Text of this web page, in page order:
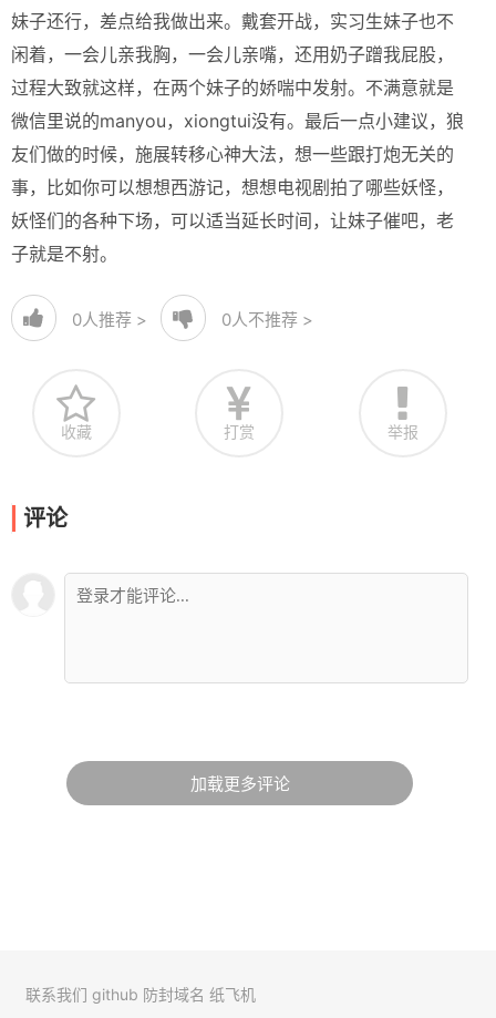
妹子还行，差点给我做出来。戴套开战，实习生妹子也不
闲着，一会儿亲我胸，一会儿亲嘴，还用奶子蹭我屁股，
过程大致就这样，在两个妹子的娇喘中发射。不满意就是
微信里说的manyou，xiongtui没有。最后一点小建议，狼
友们做的时候，施展转移心神大法，想一些跟打炮无关的
事，比如你可以想想西游记，想想电视剧拍了哪些妖怪，
妖怪们的各种下场，可以适当延长时间，让妹子催吧，老
子就是不射。
0人推荐 > 0人不推荐 >
收藏 打赏 举报
评论
加载更多评论
联系我们 github 防封域名 纸飞机